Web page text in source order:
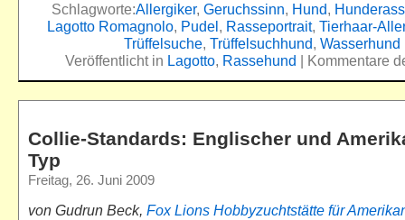
Schlagworte:Allergiker, Geruchssinn, Hund,
Lagotto Romagnolo, Pudel, Rasseportrait, Tierhaar-
Trüffelsuche, Trüffelsuchhund, Wasserhund
Veröffentlicht in Lagotto, Rassehund | Kommentare
Collie-Standards: Englischer und
Typ
Freitag, 26. Juni 2009
von Gudrun Beck, Fox Lions Hobbyzuchtstätte für